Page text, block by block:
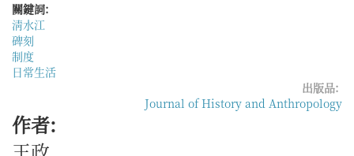
關鍵詞:
淸水江
碑刻
制度
日常生活
出版品:
Journal of History and Anthropology
作者: